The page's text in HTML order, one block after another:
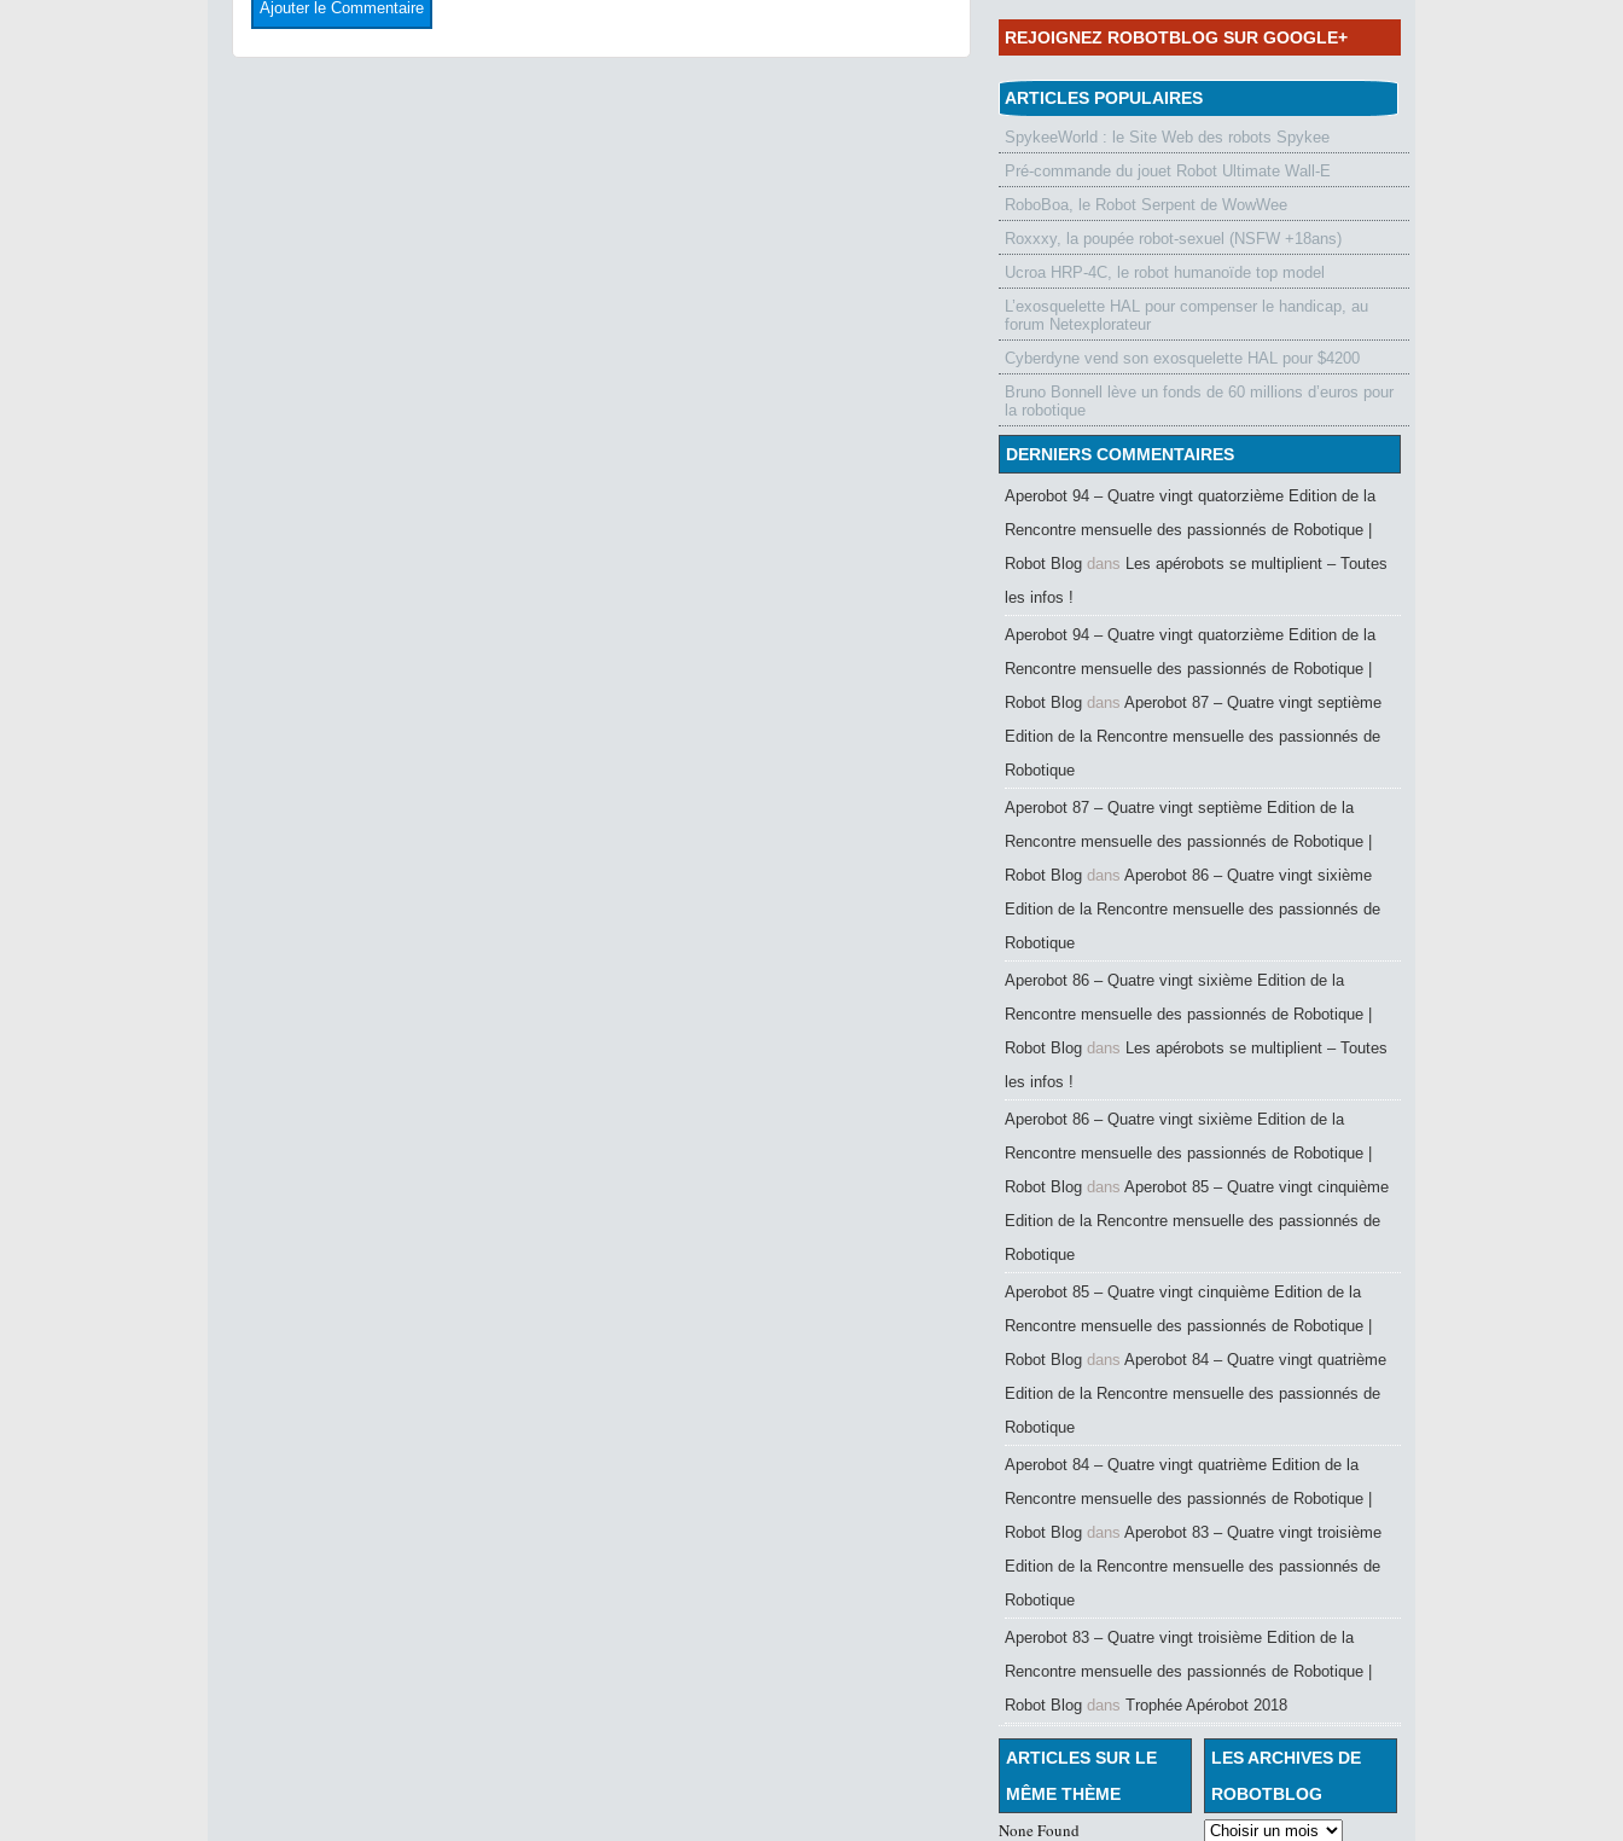
REJOIGNEZ ROBOTBLOG SUR GOOGLE+
ARTICLES POPULAIRES
SpykeeWorld : le Site Web des robots Spykee
Pré-commande du jouet Robot Ultimate Wall-E
RoboBoa, le Robot Serpent de WowWee
Roxxxy, la poupée robot-sexuel (NSFW +18ans)
Ucroa HRP-4C, le robot humanoïde top model
L’exosquelette HAL pour compenser le handicap, au
forum Netexplorateur
Cyberdyne vend son exosquelette HAL pour $4200
Bruno Bonnell lève un fonds de 60 millions d’euros pour
la robotique
DERNIERS COMMENTAIRES
Aperobot 94 – Quatre vingt quatorzième Edition de la
Rencontre mensuelle des passionnés de Robotique |
Robot Blog dans Les apérobots se multiplient – Toutes
les infos !
Aperobot 94 – Quatre vingt quatorzième Edition de la
Rencontre mensuelle des passionnés de Robotique |
Robot Blog dans Aperobot 87 – Quatre vingt septième
Edition de la Rencontre mensuelle des passionnés de
Robotique
Aperobot 87 – Quatre vingt septième Edition de la
Rencontre mensuelle des passionnés de Robotique |
Robot Blog dans Aperobot 86 – Quatre vingt sixième
Edition de la Rencontre mensuelle des passionnés de
Robotique
Aperobot 86 – Quatre vingt sixième Edition de la
Rencontre mensuelle des passionnés de Robotique |
Robot Blog dans Les apérobots se multiplient – Toutes
les infos !
Aperobot 86 – Quatre vingt sixième Edition de la
Rencontre mensuelle des passionnés de Robotique |
Robot Blog dans Aperobot 85 – Quatre vingt cinquième
Edition de la Rencontre mensuelle des passionnés de
Robotique
Aperobot 85 – Quatre vingt cinquième Edition de la
Rencontre mensuelle des passionnés de Robotique |
Robot Blog dans Aperobot 84 – Quatre vingt quatrième
Edition de la Rencontre mensuelle des passionnés de
Robotique
Aperobot 84 – Quatre vingt quatrième Edition de la
Rencontre mensuelle des passionnés de Robotique |
Robot Blog dans Aperobot 83 – Quatre vingt troisième
Edition de la Rencontre mensuelle des passionnés de
Robotique
Aperobot 83 – Quatre vingt troisième Edition de la
Rencontre mensuelle des passionnés de Robotique |
Robot Blog dans Trophée Apérobot 2018
LES ARCHIVES DE
ROBOTBLOG
ARTICLES SUR LE
MÊME THÈME
None Found